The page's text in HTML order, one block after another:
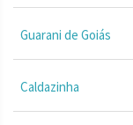
Guarani de Goiás
Caldazinha